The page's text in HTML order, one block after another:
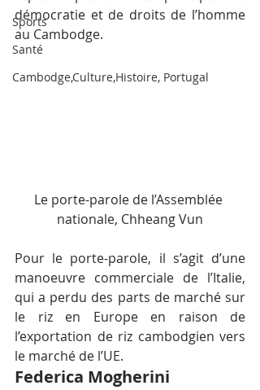
Sports
Santé
Cambodge,Culture,Histoire, Portugal
démocratie et de droits de l’homme
au Cambodge.
Le porte-parole de l’Assemblée
nationale, Chheang Vun
Pour le porte-parole, il s’agit d’une
manoeuvre commerciale de l’Italie,
qui a perdu des parts de marché sur
le riz en Europe en raison de
l’exportation de riz cambodgien vers
le marché de l’UE.
Federica Mogherini